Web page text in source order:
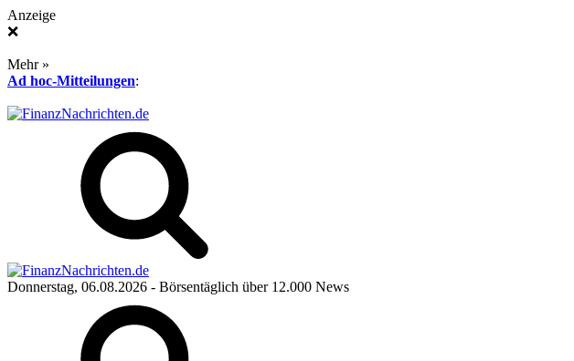
Anzeige
❌
Mehr »
Ad hoc-Mitteilungen:
Donnerstag, 06.08.2026 - Börsentäglich über 12.000 News